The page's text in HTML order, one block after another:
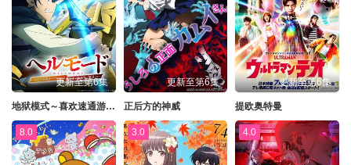
更新至第6集
地狱模式～喜欢速通游戏的玩家在废设定异世界无双～第二季
更新至第6集
正后方的神威
更新至第6集
提欧奥特曼
8.0 3.0 4.0